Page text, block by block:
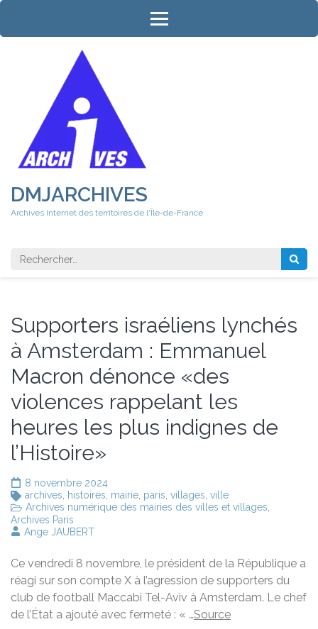
Aller
contenu
DMJARCHIVES
Archives Internet des territoires de l'Île-de-France
Rechercher
Supporters israéliens lynchés
à Amsterdam : Emmanuel
Macron dénonce «des
violences rappelant les
heures les plus indignes de
l’Histoire»
8 novembre 2024
archives
histoires mairie paris villages ville
Archives numérique des mairies des villes et villages
Archives Paris
Ange JAUBERT
Ce vendredi 8 novembre, le président de la République a
réagi sur son compte X à l’agression de supporters du
club de football Maccabi Tel-Aviv à Amsterdam. Le chef
de l’État a ajouté avec fermeté : « …Source